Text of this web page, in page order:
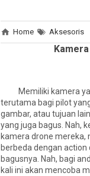
Home Aksesoris
Memiliki kamera
terutama bagi pilot
gambar, atau tujuan
yang juga bagus. Nah,
kamera drone mereka,
berbeda dengan
bagusnya. Nah, bagi
kali ini akan mencoba